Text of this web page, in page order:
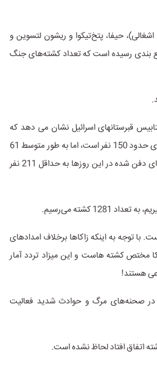
حیفا، پتخ‌تیکوا و ریشون لتسوین و
جمع بندی‌ رسیده است که تعداد کشته‌های جنگ
قبرستانهای اسرائیل نشان می دهد که
تعداد کشته‌ها در سرزمین‌های اشغالی به طور متوسط در روزهای عادی حدود 150 نفر است، اما به طور متوسط 61
نفر در 21 روز اخیر به این میزان افزوده شده است و متوسط کشته‌های دفن شده در این روزها به حداقل 211 نفر
نیز 703 مورد گزارش شده است. با توجه به اینکه زاکاها برخلاف امدادهای
مختص کشته هاست و این میزاد تردد آمار
در صحنه‌های مرگ و حوادث شدید فعالیت
اتفاق افتاد لحاظ نشده است.